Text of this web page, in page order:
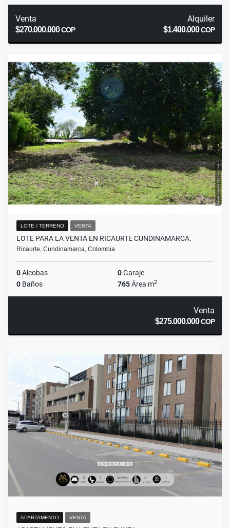
Venta
$270.000.000COP
Alquiler
$1.400.000COP
LOTE / TERRENO VENTA
LOTE PARA LA VENTA EN RICAURTE CUNDINAMARCA.
Ricaurte, Cundinamarca, Colombia
0Alcobas 0Garaje
0 Baños 765Área m2
Venta
$275.000.000COP
APARTAMENTO VENTA